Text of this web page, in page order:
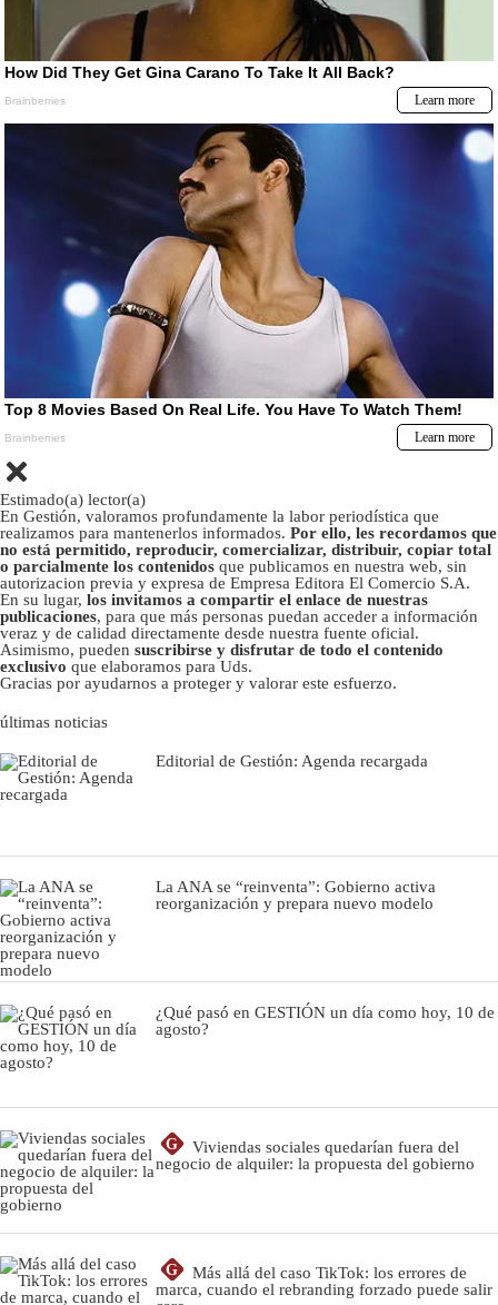
Estimado(a) lector(a)
En Gestión, valoramos profundamente la labor periodística que
realizamos para mantenerlos informados. Por ello, les recordamos que
no está permitido, reproducir, comercializar, distribuir, copiar total
o parcialmente los contenidos que publicamos en nuestra web, sin
autorizacion previa y expresa de Empresa Editora El Comercio S.A.
En su lugar, los invitamos a compartir el enlace de nuestras
publicaciones, para que más personas puedan acceder a información
veraz y de calidad directamente desde nuestra fuente oficial.
Asimismo, pueden suscribirse y disfrutar de todo el contenido
exclusivo que elaboramos para Uds.
Gracias por ayudarnos a proteger y valorar este esfuerzo.
últimas noticias
Editorial de Gestión: Agenda recargada
La ANA se “reinventa”: Gobierno activa
reorganización y prepara nuevo modelo
¿Qué pasó en GESTIÓN un día como hoy, 10 de
agosto?
G
Viviendas sociales quedarían fuera del
negocio de alquiler: la propuesta del gobierno
G
Más allá del caso TikTok: los errores de
marca, cuando el rebranding forzado puede salir